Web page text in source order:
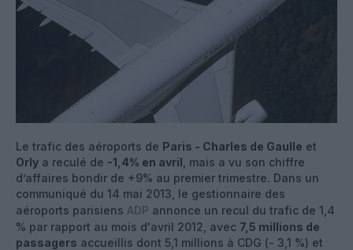
Le trafic des aéroports de Paris - Charles de Gaulle et
Orly a reculé de -1,4% en avril , mais a vu son chiffre
d’affaires bondir de +9% au premier trimestre. Dans un
communiqué du 14 mai 2013, le gestionnaire des
aéroports parisiens ADP annonce un recul du trafic de 1,4
% par rapport au mois d'avril 2012, avec 7,5 millions de
passagers accueillis dont 5,1 millions à CDG (- 3,1 %) et